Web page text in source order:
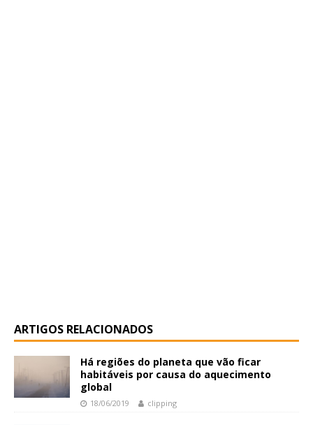
ARTIGOS RELACIONADOS
Há regiões do planeta que vão ficar
habitáveis por causa do aquecimento
global
18/06/2019 clipping